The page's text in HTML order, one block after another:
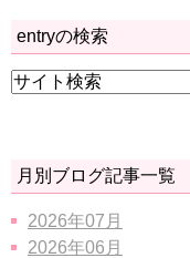
entryの検索
月別ブログ記事一覧
2026年07月
2026年06月